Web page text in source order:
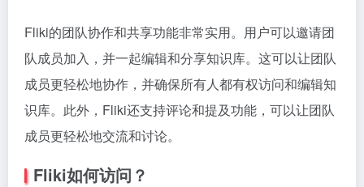
Fliki的团队协作和共享功能非常实用。用户可以邀请团
队成员加入，并一起编辑和分享知识库。这可以让团队
成员更轻松地协作，并确保所有人都有权访问和编辑知
识库。此外，Fliki还支持评论和提及功能，可以让团队
成员更轻松地交流和讨论。
Fliki如何访问？